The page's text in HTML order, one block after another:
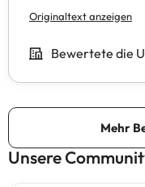
Unsere